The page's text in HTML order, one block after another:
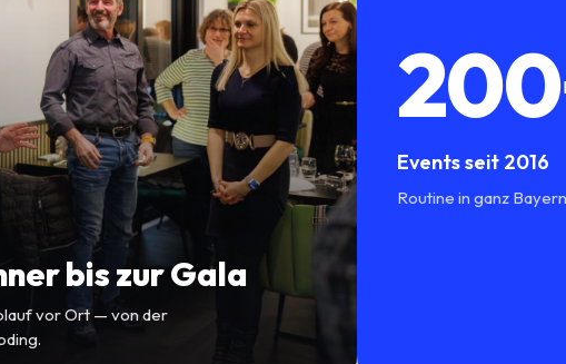
bis zur Gala
vor Ort — von der
Events seit 2016
Routine in ganz